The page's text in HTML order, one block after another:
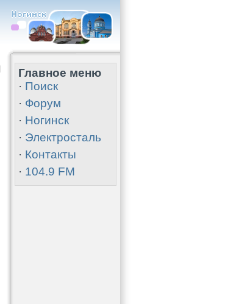
Главное меню
· Поиск
· Форум
· Ногинск
· Электросталь
· Контакты
· 104.9 FM